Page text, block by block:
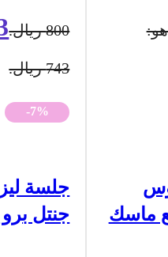
ماسك
800 ريال.
743 ريال.
-7%
جلسة
جنتل